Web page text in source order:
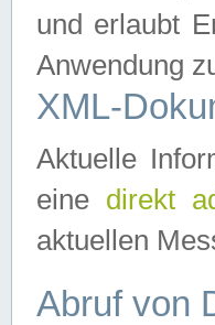
und erlaubt
Anwendung
XML-
Aktuelle
eine direkt
aktuellen
Abruf von